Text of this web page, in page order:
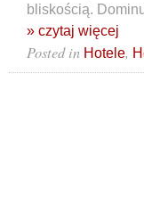
bliskością.
» czytaj więcej
Posted in Hotele,